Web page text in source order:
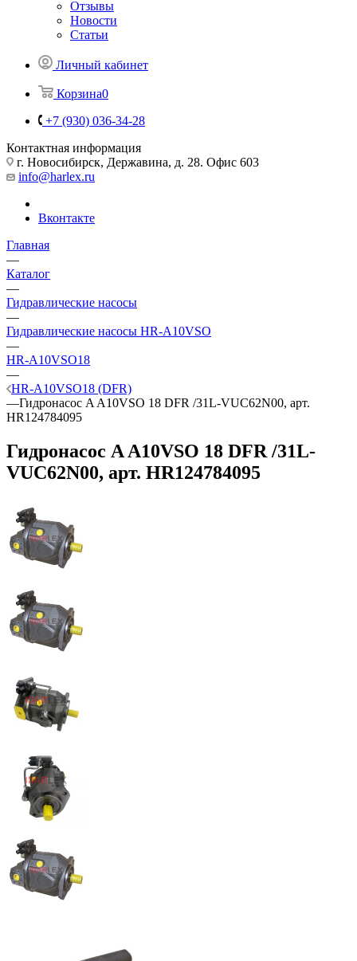
Отзывы
Новости
Статьи
Личный кабинет
Корзина0
+7 (930) 036-34-28
Контактная информация
г. Новосибирск, Державина, д. 28. Офис 603
info@harlex.ru
Вконтакте
Главная
—
Каталог
—
Гидравлические насосы
—
Гидравлические насосы HR-A10VSO
—
HR-A10VSO18
—
HR-A10VSO18 (DFR)
—Гидронасос A A10VSO 18 DFR /31L-VUC62N00, арт.
HR124784095
Гидронасос A A10VSO 18 DFR /31L-
VUC62N00, арт. HR124784095